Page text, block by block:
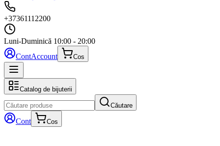
+37361112200
Luni-Duminică 10:00 - 20:00
ContAccount Cos
Catalog de bijuterii
Căutare
Cont Cos